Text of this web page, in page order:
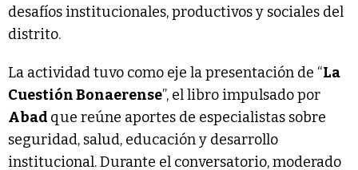
desafíos institucionales, productivos y sociales del
distrito.
La actividad tuvo como eje la presentación de “La
Cuestión Bonaerense”, el libro impulsado por
Abad que reúne aportes de especialistas sobre
seguridad, salud, educación y desarrollo
institucional. Durante el conversatorio, moderado